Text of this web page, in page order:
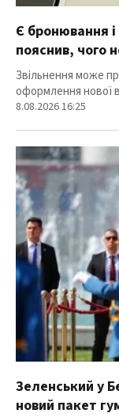
Є бронювання
пояснив, чого
Звільнення може
оформлення нової
8.08.2026 16:25
Зеленський у
новий пакет